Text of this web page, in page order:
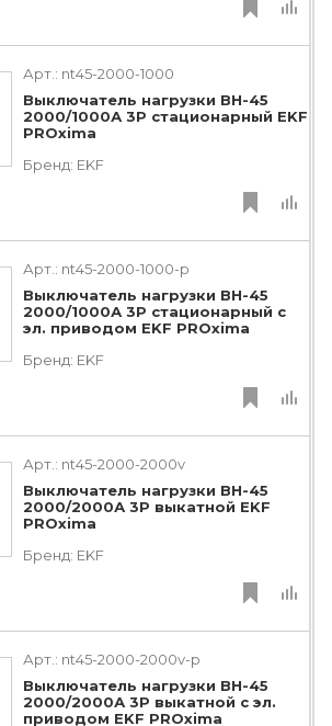
Арт.: nt45-2000-1000
Выключатель нагрузки ВН-45
2000/1000А 3P стационарный EKF
PROxima
Бренд: EKF
Арт.: nt45-2000-1000-p
Выключатель нагрузки ВН-45
2000/1000А 3P стационарный с
эл. приводом EKF PROxima
Бренд: EKF
Арт.: nt45-2000-2000v
Выключатель нагрузки ВН-45
2000/2000А 3P выкатной EKF
PROxima
Бренд: EKF
Арт.: nt45-2000-2000v-p
Выключатель нагрузки ВН-45
2000/2000А 3P выкатной с эл.
приводом EKF PROxima